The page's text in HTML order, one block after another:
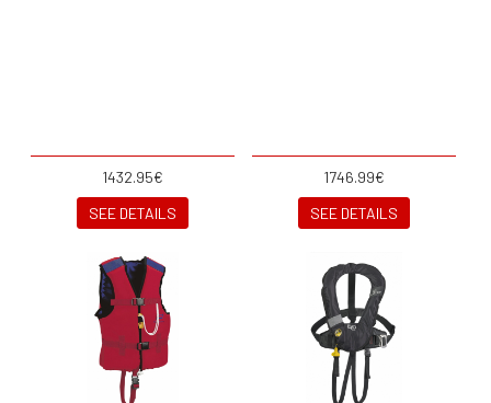
1432.95€
SEE DETAILS
1746.99€
SEE DETAILS